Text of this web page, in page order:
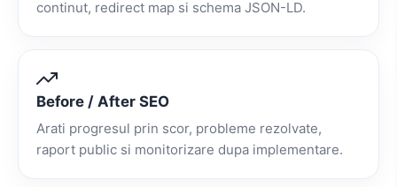
continut, redirect map si schema JSON-LD.
Before / After SEO
Arati progresul prin scor, probleme rezolvate,
raport public si monitorizare dupa implementare.